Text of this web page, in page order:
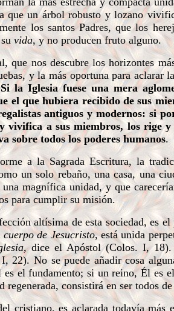
un árbol robusto y lozano
los santos Padres, que los
vida, y no producen fruto alguno.
nos descubre los horizontes
y la más oportuna para aclarar
Si la Iglesia fuese una mera
el que hubiera recibido de sus
antiguos y modernos: si
a sus miembros, los rige
sobre todos los poderes humanos.
a la Sagrada Escritura, la
un solo rebaño, una casa, una
magnífica unidad, y que
para cumplir su misión.
altísima de esta sociedad, es
cuerpo de Jesucristo, está unida
, dice el Apóstol (Colos. I, 18).
22). No se puede añadir cosa
el fundamento; si un reino, Él es
consistirá en ser todos
es aclarada todavía más